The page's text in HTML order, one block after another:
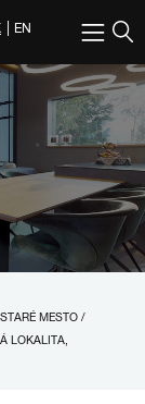
EN
MESTO /
LOKALITA,